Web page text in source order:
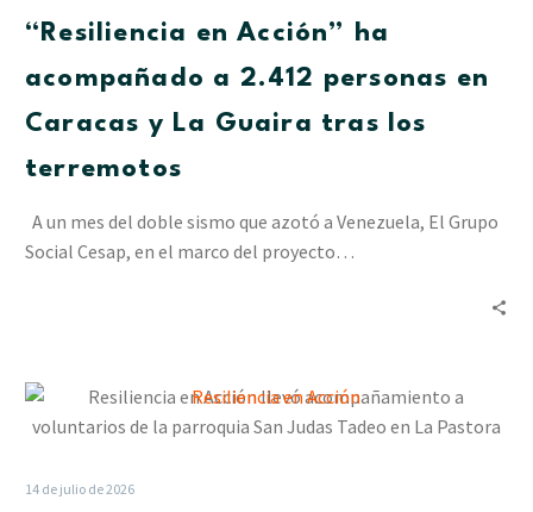
“Resiliencia en Acción” ha
acompañado a 2.412 personas en
Caracas y La Guaira tras los
terremotos
A un mes del doble sismo que azotó a Venezuela, El Grupo
Social Cesap, en el marco del proyecto…
Resiliencia
en
14 de julio de 2026